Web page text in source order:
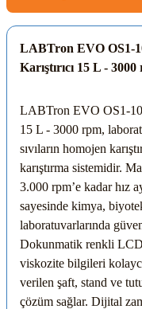
LABTron EVO OS1-
Karıştırıcı 15 L -
LABTron EVO OS1-10
15 L - 3000 rpm,
sıvıların homojen
karıştırma sistemidir.
3.000 rpm’e kadar hız
sayesinde kimya,
laboratuvarlarında
Dokunmatik renkli LCD
viskozite bilgileri
verilen şaft, stand ve
çözüm sağlar. Dijital